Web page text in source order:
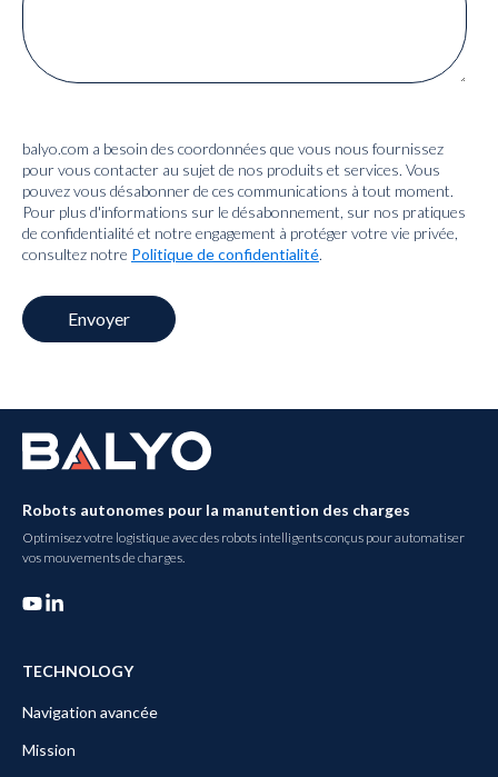
balyo.com a besoin des coordonnées que vous nous fournissez
pour vous contacter au sujet de nos produits et services. Vous
pouvez vous désabonner de ces communications à tout moment.
Pour plus d'informations sur le désabonnement, sur nos pratiques
de confidentialité et notre engagement à protéger votre vie privée,
consultez notre Politique de confidentialité.
Robots autonomes pour la manutention des charges
Optimisez votre logistique avec des robots intelligents conçus pour automatiser
vos mouvements de charges.
TECHNOLOGY
Navigation avancée
Mission